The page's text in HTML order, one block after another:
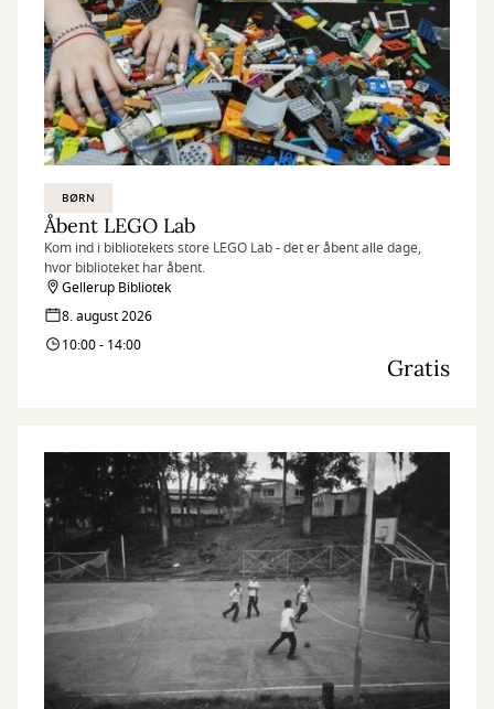
BØRN
Åbent LEGO Lab
Kom ind i bibliotekets store LEGO Lab - det er åbent alle dage,
hvor biblioteket har åbent.
Gellerup Bibliotek
8. august 2026
10:00 - 14:00
Gratis